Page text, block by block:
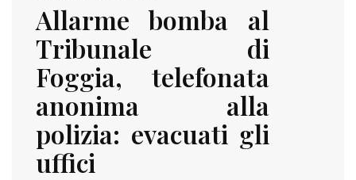
Allarme bomba al
Tribunale di
Foggia, telefonata
anonima alla
polizia: evacuati gli
uffici